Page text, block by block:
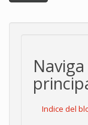
Indice del